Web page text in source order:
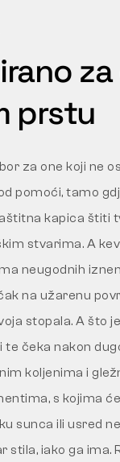
prstu
za one koji ne
pomoći, tamo
kapica štiti
stvarima. A
neugodnih
na užarenu
stopala. A što
te čeka nakon
koljenima i
s kojima
sunca ili usred
stila, iako ga ima.